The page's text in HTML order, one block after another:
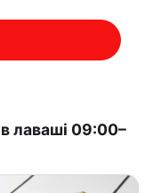
в лаваші 09:00–